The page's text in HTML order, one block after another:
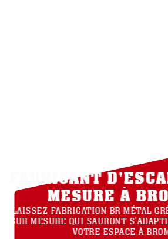
FABRICANT
MESURE À
LAISSEZ FABRICATION BR MÉTAL
SUR MESURE QUI SAURONT
VOTRE ESPACE À